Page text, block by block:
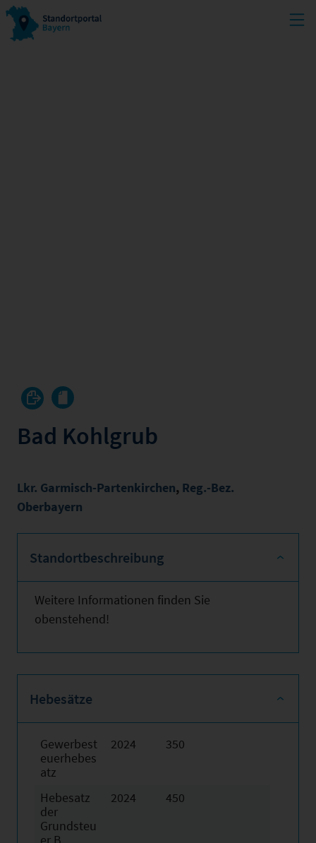
Bad Kohlgrub
Lkr. Garmisch-Partenkirchen, Reg.-Bez.
Oberbayern
Standortbeschreibung
Weitere Informationen finden Sie
obenstehend!
Hebesätze
Gewerbest
euerhebes
atz
2024 350
Hebesatz
der
Grundsteu
2024 450